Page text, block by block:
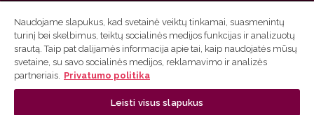
Ⓒ 2026 Vilniaus universitetas Tinklalapio administratorius
Naudojame slapukus, kad svetainė veiktų tinkamai, suasmenintų
turinį bei skelbimus, teiktų socialinės medijos funkcijas ir analizuotų
srautą. Taip pat dalijamės informacija apie tai, kaip naudojatės mūsų
svetaine, su savo socialinės medijos, reklamavimo ir analizės
partneriais. Privatumo politika
Leisti visus slapukus